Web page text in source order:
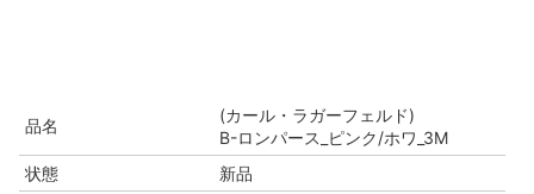
品名
(カール・ラガーフェルド)
B-ロンパース_ピンク/ホワ_3M
状態
新品